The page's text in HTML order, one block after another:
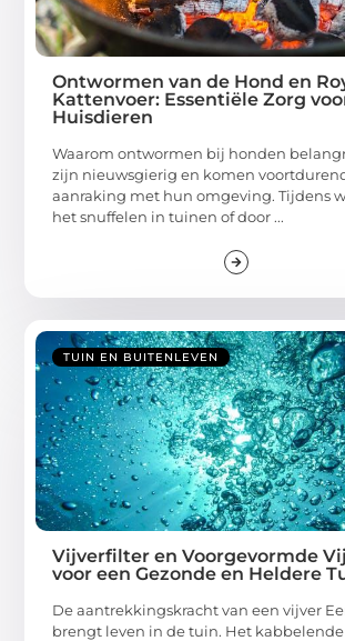
Ontwormen van de Hond en
Kattenvoer: Essentiële Zorg
Huisdieren
Waarom ontwormen bij honden
zijn nieuwsgierig en komen
aanraking met hun omgeving. Tijdens
het snuffelen in tuinen of door ...
TUIN EN BUITENLEVEN
Vijverfilter en Voorgevormde
voor een Gezonde en Heldere
De aantrekkingskracht van een vijver
brengt leven in de tuin. Het